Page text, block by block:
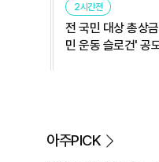
2시간전
전 국민 대상 총상
민 운동 슬로건' 공
아주PICK